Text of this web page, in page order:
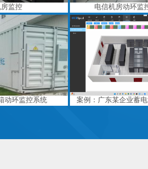
监控 电信机房动环监
动环监控系统 案例：广东某企业蓄